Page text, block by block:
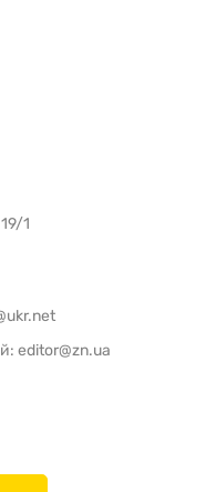
1
editor@zn.ua